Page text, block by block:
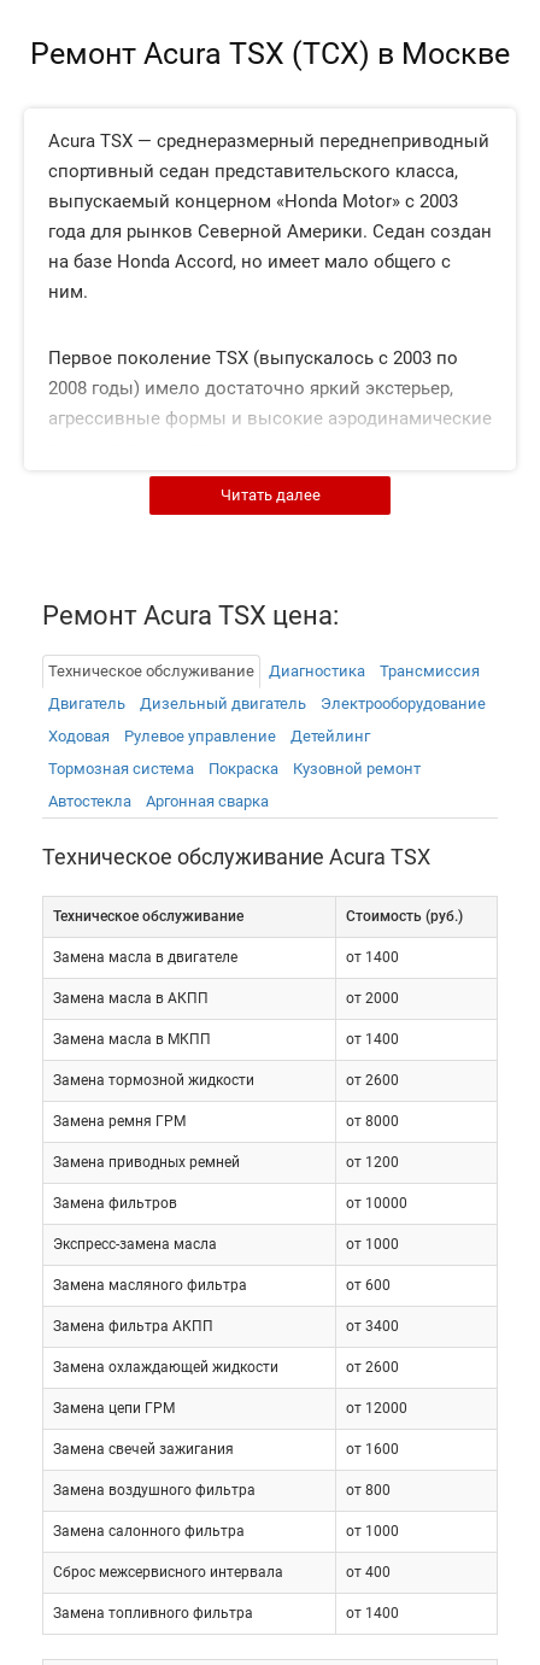
Ремонт Acura TSX (ТСХ) в Москве
Acura TSX — среднеразмерный переднеприводный
спортивный седан представительского класса,
выпускаемый концерном «Honda Motor» с 2003
года для рынков Северной Америки. Седан создан
на базе Honda Accord, но имеет мало общего с
ним.
Первое поколение TSX (выпускалось с 2003 по
2008 годы) имело достаточно яркий экстерьер,
агрессивные формы и высокие аэродинамические
С конца 2008 года на рынок вышло второе
кузов, стало более динамичным, изысканным и
ярче в стилистическом ракурсе.
В Москве Acura TSX официально не продается и
соответственно официальный сервис Acura TSX
отсутствует. Автосервис «Токио Сервис» готов
предложить недорого сервисное обслуживание
Акура TSX, а также ремонт и поставку
оригинальных запасных частей. Исходя нашего
наиболее типичные неисправности и отказы этих
поколений.
Техническое обслуживание (ТО) Acura TSX
мер, которые направленны на поддержание в
рабочем состоянии агрегаты и узлы автомобиля, а
также на предупреждение и выявление
неисправностей. Перечень и сроки проведения ТО
устанавливаются заводом производителем.
Читать далее
Ремонт Acura TSX цена:
Техническое обслуживание Диагностика
Трансмиссия
Двигатель
Дизельный двигатель
Электрооборудованиe
Ходовая
Рулевое управление
Детейлинг
Тормозная система
Покраска
Кузовной ремонт
Автостекла
Аргонная сварка
Техническое обслуживание Acura TSX
Техническое обслуживание Cтоимость (руб.)
Замена масла в двигателе от 1400
Замена масла в АКПП от 2000
Замена масла в МКПП от 1400
Замена тормозной жидкости от 2600
Замена ремня ГРМ от 8000
Замена приводных ремней от 1200
Замена фильтров от 10000
Экспресс-замена масла от 1000
Замена масляного фильтра от 600
Замена фильтра АКПП от 3400
Замена охлаждающей жидкости от 2600
Замена цепи ГРМ от 12000
Замена свечей зажигания от 1600
Замена воздушного фильтра от 800
Замена салонного фильтра от 1000
Сброс межсервисного интервала от 400
Замена топливного фильтра от 1400